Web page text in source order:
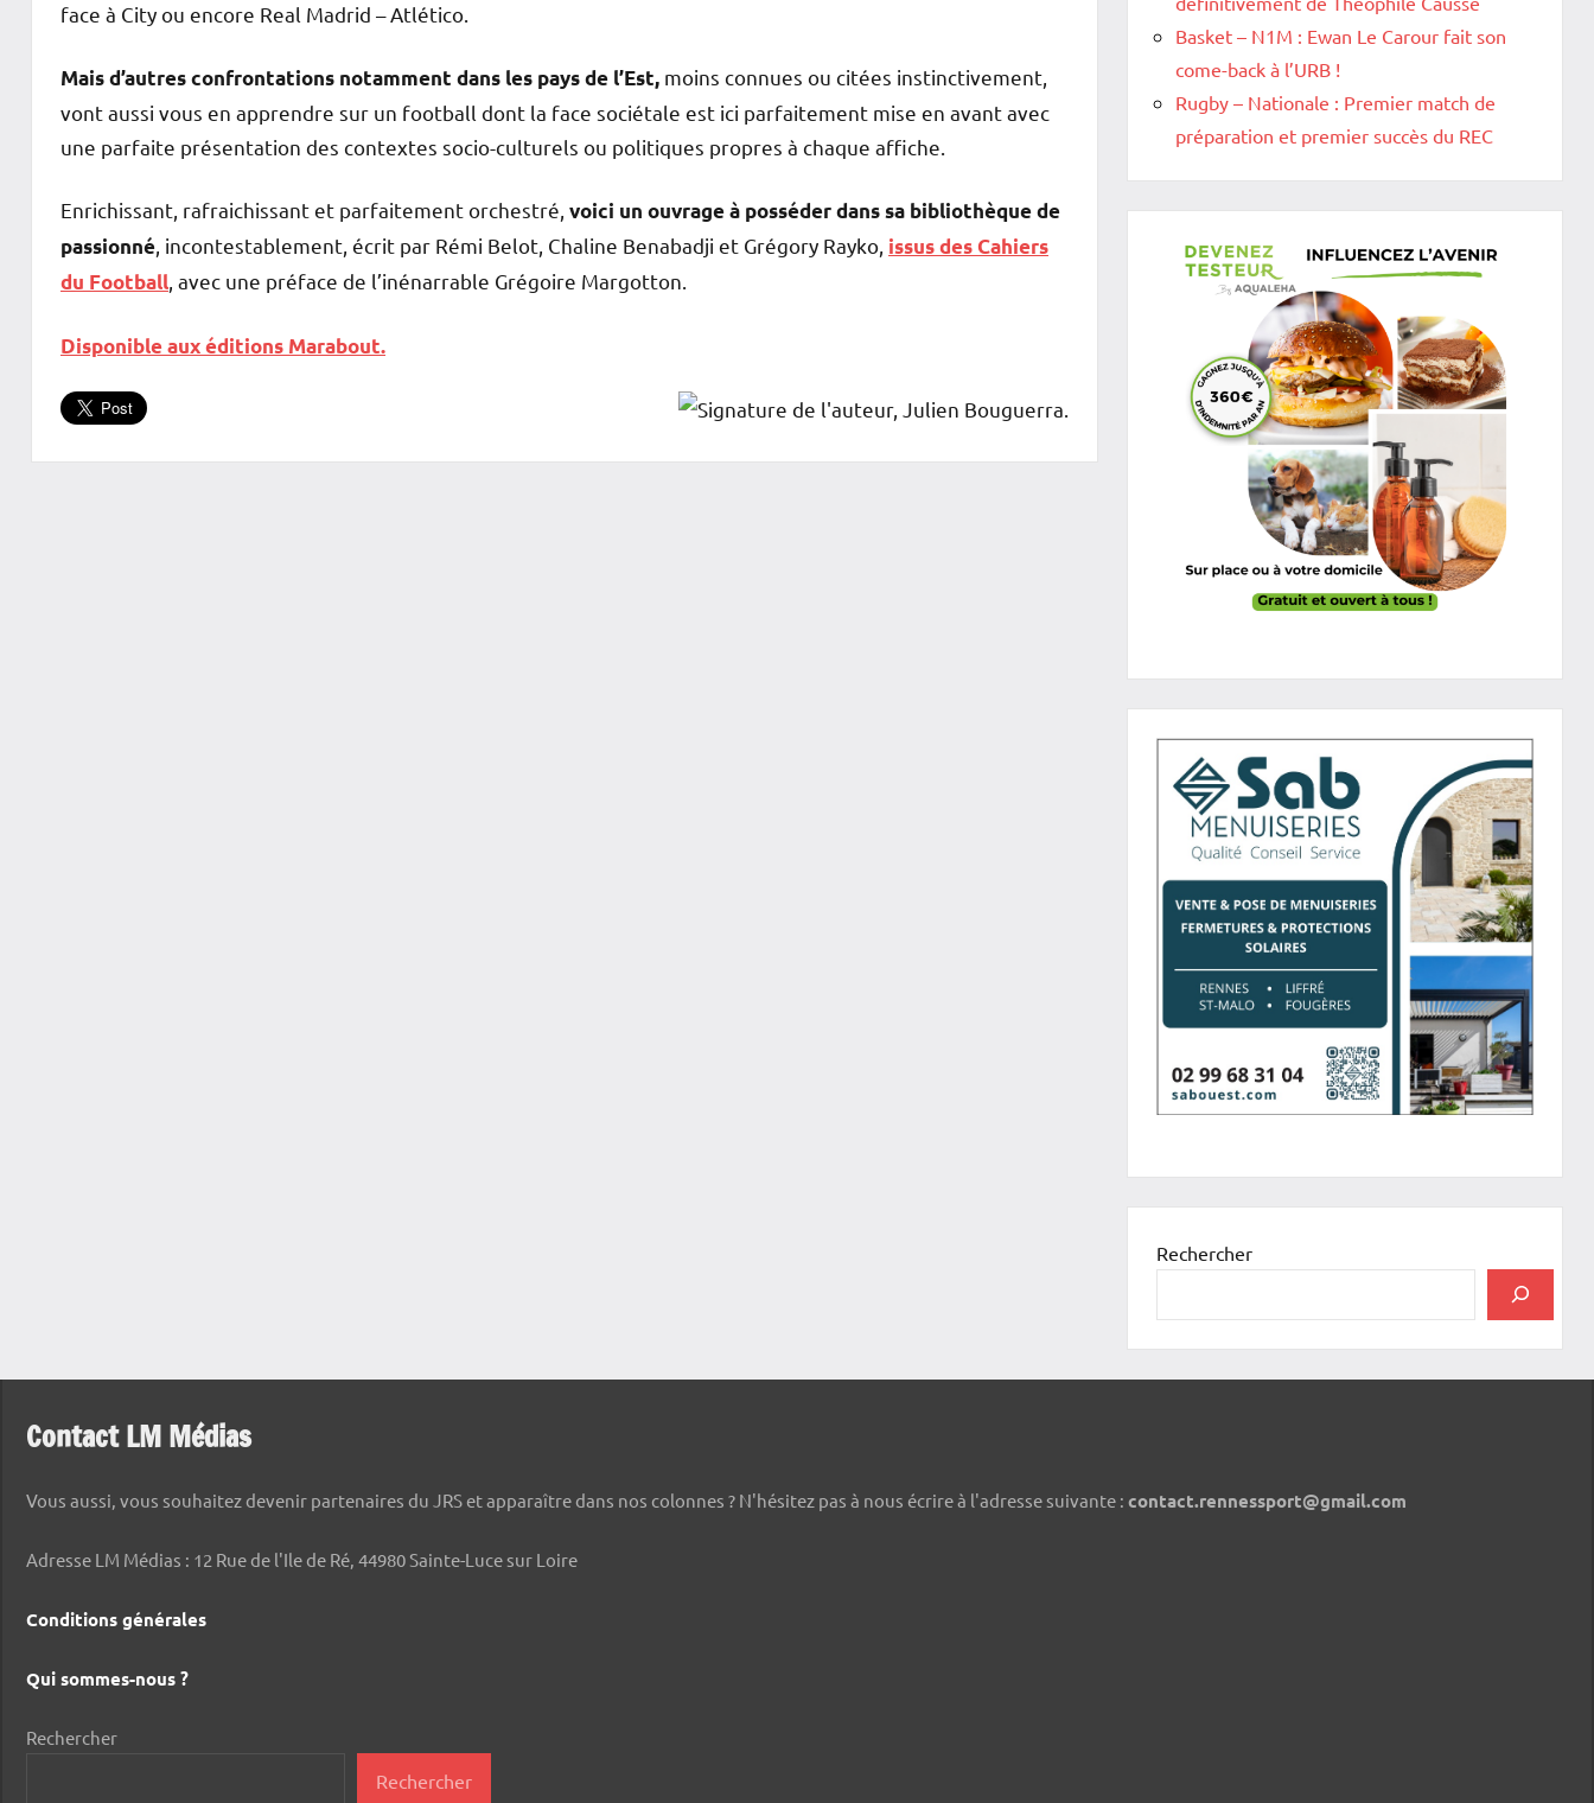
face à City ou encore Real Madrid – Atlético.
Mais d’autres confrontations notamment dans les pays de l’Est, moins connues ou citées instinctivement,
vont aussi vous en apprendre sur un football dont la face sociétale est ici parfaitement mise en avant avec
une parfaite présentation des contextes socio-culturels ou politiques propres à chaque affiche.
Enrichissant, rafraichissant et parfaitement orchestré, voici un ouvrage à posséder dans sa bibliothèque de
passionné , incontestablement, écrit par Rémi Belot, Chaline Benabadji et Grégory Rayko, issus des Cahiers
du Football , avec une préface de l’inénarrable Grégoire Margotton.
Disponible aux éditions Marabout.
Basket – N1M : Ewan Le Carour fait son
come-back à l’URB !
Rugby – Nationale : Premier match de
préparation et premier succès du REC
Rechercher
Contact LM Médias
Vous aussi, vous souhaitez devenir partenaires du JRS et apparaître dans nos colonnes ? N'hésitez pas à nous écrire à l'adresse suivante : contact.rennessport@gmail.com
Adresse LM Médias : 12 Rue de l'Ile de Ré, 44980 Sainte-Luce sur Loire
Conditions générales
Qui sommes-nous ?
Rechercher
Rechercher